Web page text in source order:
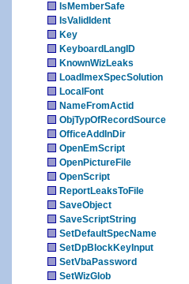
IsMemberSafe
IsValidIdent
Key
KeyboardLangID
KnownWizLeaks
LoadImexSpecSolution
LocalFont
NameFromActid
ObjTypOfRecordSource
OfficeAddInDir
OpenEmScript
OpenPictureFile
OpenScript
ReportLeaksToFile
SaveObject
SaveScriptString
SetDefaultSpecName
SetDpBlockKeyInput
SetVbaPassword
SetWizGlob